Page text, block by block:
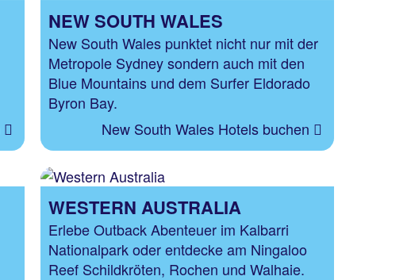
NEW SOUTH WALES
New South Wales punktet nicht nur mit der
Metropole Sydney sondern auch mit den
Blue Mountains und dem Surfer Eldorado
Byron Bay.
New South Wales Hotels buchen
WESTERN AUSTRALIA
Erlebe Outback Abenteuer im Kalbarri
Nationalpark oder entdecke am Ningaloo
Reef Schildkröten, Rochen und Walhaie.